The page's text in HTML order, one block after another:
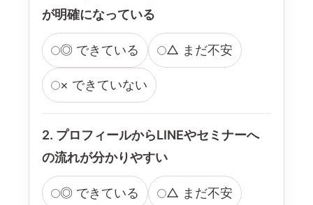
が明確になっている
◎ できている △ まだ不安
× できていない
2. プロフィールからLINEやセミナーへ
の流れが分かりやすい
◎ できている △ まだ不安